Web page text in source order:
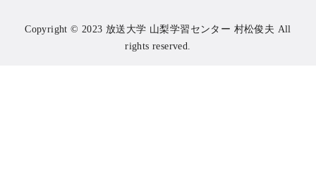
Copyright © 2023 放送大学 山梨学習センター 村松俊夫 All
rights reserved.